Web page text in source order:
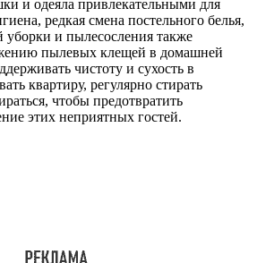
и одеяла привлекательными для
редкая смена постельного белья,
уборки и пылесосления также
пылевых клещей в домашней
чистоту и сухость в
квартиру, регулярно стирать
чтобы предотвратить
этих неприятных гостей.